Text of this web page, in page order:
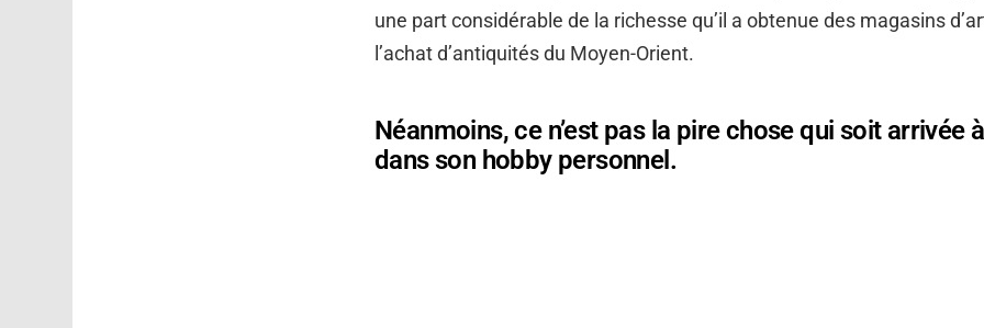
une part considérable de la richesse qu’il a obtenue des magasins
l’achat d’antiquités du Moyen-Orient.
Néanmoins, ce n’est pas la pire chose qui soit arrivée
dans son hobby personnel.